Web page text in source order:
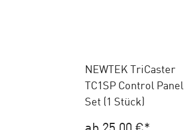
NEWTEK TriCaster
TC1SP Control Panel
Set (1 Stück)